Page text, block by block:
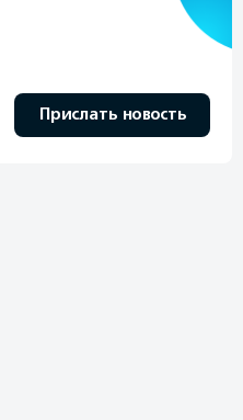
Прислать новость